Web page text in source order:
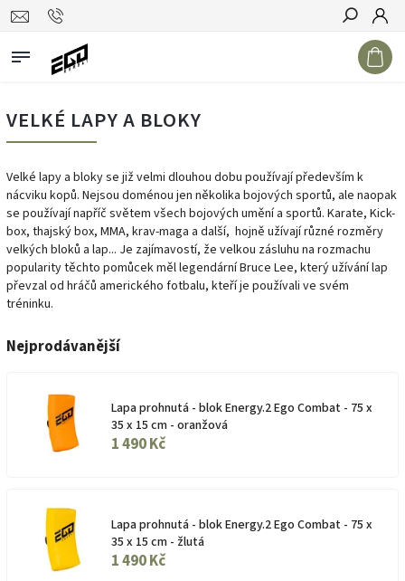
Hledat
VELKÉ LAPY A BLOKY
Velké lapy a bloky se již velmi dlouhou dobu používají především k
nácviku kopů. Nejsou doménou jen několika bojových sportů, ale naopak
se používají napříč světem všech bojových umění a sportů. Karate, Kick-
box, thajský box, MMA, krav-maga a další, hojně užívají různé rozměry
velkých bloků a lap... Je zajímavostí, že velkou zásluhu na rozmachu
popularity těchto pomůcek měl legendární Bruce Lee, který užívání lap
převzal od hráčů amerického fotbalu, kteří je používali ve svém
tréninku.
Nejprodávanější
Lapa prohnutá - blok Energy.2 Ego Combat - 75 x
35 x 15 cm - oranžová
1 490 Kč
Lapa prohnutá - blok Energy.2 Ego Combat - 75 x
35 x 15 cm - žlutá
1 490 Kč